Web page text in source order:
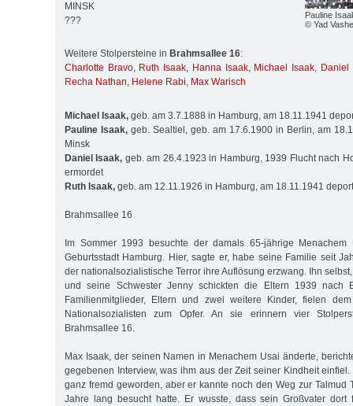
Pauline
© Yad
MINSK
???
Weitere Stolpersteine in Brahmsallee 16:
Charlotte Bravo, Ruth Isaak, Hanna Isaak, Michael Isaak, Daniel
Recha Nathan, Helene Rabi, Max Warisch
Michael Isaak, geb. am 3.7.1888 in Hamburg, am 18.11.1941
Pauline Isaak, geb. Sealtiel, geb. am 17.6.1900 in Berlin, am
Minsk
Daniel Isaak, geb. am 26.4.1923 in Hamburg, 1939 Flucht nach
ermordet
Ruth Isaak, geb. am 12.11.1926 in Hamburg, am 18.11.1941
Brahmsallee 16
Im Sommer 1993 besuchte der damals 65-jährige
Geburtsstadt Hamburg. Hier, sagte er, habe seine Familie seit
der nationalsozialistische Terror ihre Auflösung erzwang. Ihn
und seine Schwester Jenny schickten die Eltern 1939 nach
Familienmitglieder, Eltern und zwei weitere Kinder, fielen
Nationalsozialisten zum Opfer. An sie erinnern vier
Brahmsallee 16.
Max Isaak, der seinen Namen in Menachem Usai änderte,
gegebenen Interview, was ihm aus der Zeit seiner Kindheit
ganz fremd geworden, aber er kannte noch den Weg zur Talmud
Jahre lang besucht hatte. Er wusste, dass sein Großvater